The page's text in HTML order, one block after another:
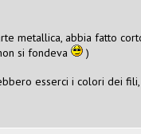
metallica, abbia fatto
si fondeva
)
esserci i colori dei